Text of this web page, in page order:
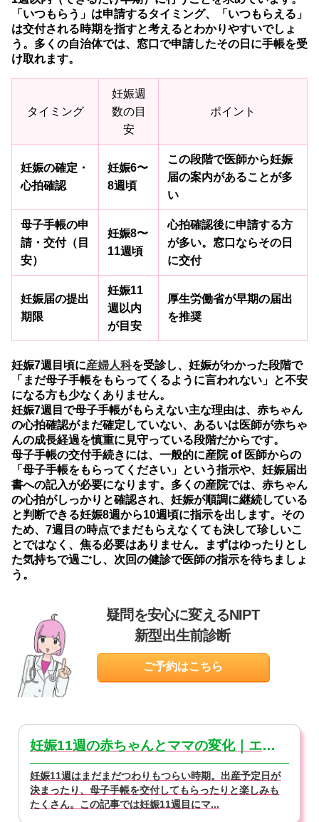
「いつもらう」は申請するタイミング、「いつもらえる」
は交付される時期を指すと考えるとわかりやすいでしょ
う。多くの自治体では、窓口で申請したその日に手帳を受
け取れます。
タイミング
妊娠週
数の目
安
ポイント
妊娠の確定・
心拍確認
妊娠6〜
8週頃
この段階で医師から妊娠
届の案内があることが多
い
母子手帳の申
請・交付（目
安）
妊娠8〜
11週頃
心拍確認後に申請する方
が多い。窓口ならその日
に交付
妊娠届の提出
期限
妊娠11
週以内
が目安
厚生労働省が早期の届出
を推奨
妊娠7週目頃に産婦人科を受診し、妊娠がわかった段階で
「まだ母子手帳をもらってくるように言われない」と不安
になる方も少なくありません。
妊娠7週目で母子手帳がもらえない主な理由は、赤ちゃん
の心拍確認がまだ確定していない、あるいは医師が赤ちゃ
んの成長経過を慎重に見守っている段階だからです。
母子手帳の交付手続きには、一般的に産院 of 医師からの
「母子手帳をもらってください」という指示や、妊娠届出
書への記入が必要になります。多くの産院では、赤ちゃん
の心拍がしっかりと確認され、妊娠が順調に継続している
と判断できる妊娠8週から10週頃に指示を出します。その
ため、7週目の時点でまだもらえなくても決して珍しいこ
とではなく、焦る必要はありません。まずはゆったりとし
た気持ちで過ごし、次回の健診で医師の指示を待ちましょ
う。
疑問を安心に変えるNIPT
新型出生前診断
ご予約はこちら
妊娠11週の赤ちゃんとママの変化｜エコー写真あり【医師監修】
妊娠11週はまだまだつわりもつらい時期。出産予定日が
決まったり、母子手帳を交付してもらったりと楽しみも
たくさん。この記事では妊娠11週目にマ...